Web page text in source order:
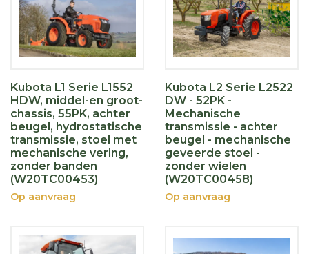
Kubota L1 Serie L1552
HDW, middel-en groot-
chassis, 55PK, achter
beugel, hydrostatische
transmissie, stoel met
mechanische vering,
zonder banden
(W20TC00453)
Op aanvraag
Kubota L2 Serie L2522
DW - 52PK -
Mechanische
transmissie - achter
beugel - mechanische
geveerde stoel -
zonder wielen
(W20TC00458)
Op aanvraag